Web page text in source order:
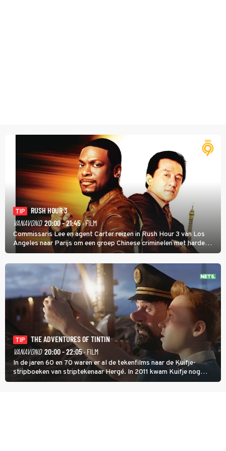
TIP
RUSH HOUR 3
VANAVOND 20:00 - 21:45· FILM
Commissaris Lee en agent Carter reizen in Rush Hour 3 van Los
Angeles naar Parijs om een groep Chinese criminelen met harde
hand aan te pakken.
TIP
THE ADVENTURES OF TINTIN
VANAVOND 20:00 - 22:05· FILM
In de jaren 60 en 70 waren er al de tekenfilms naar de Kuifje-
stripboeken van striptekenaar Hergé. In 2011 kwam Kuifje nog
meer tot leven in The Adventures of Tintin van Steven Spielberg.